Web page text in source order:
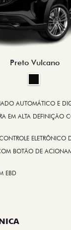
Preto Vulcano
AUTOMÁTICO E
EM ALTA DEFINIÇÃO
ELETRÔNICO
BOTÃO DE
EBD